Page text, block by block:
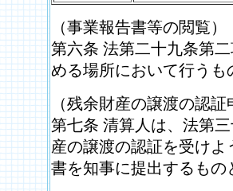
（事業報告書等の閲覧）
第六条 法第二十九条第
める場所において行うも
（残余財産の譲渡の認証
第七条 清算人は、法第
産の譲渡の認証を受け
書を知事に提出するもの